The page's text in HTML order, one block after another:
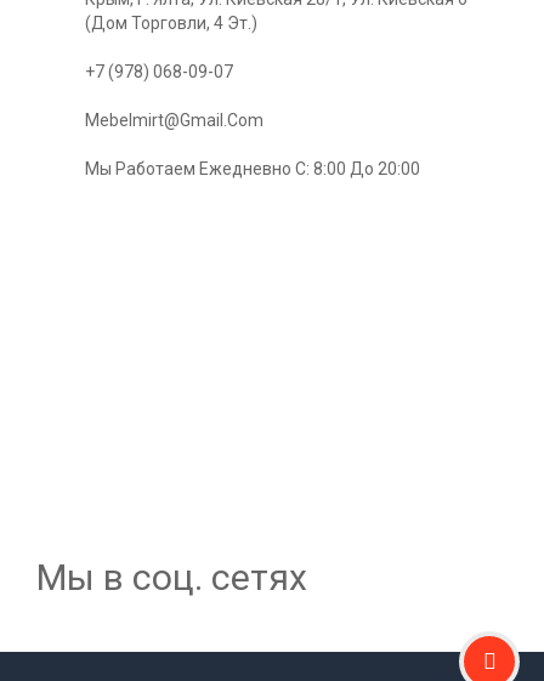
(Дом Торговли, 4 Эт.)
+7 (978) 068-09-07
Mebelmirt@gmail.com
Мы Работаем Ежедневно С: 8:00 До 20:00
Мы в соц. сетях